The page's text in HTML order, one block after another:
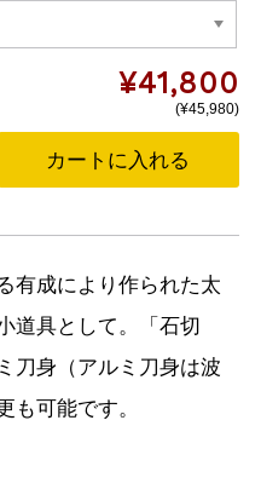
¥41,800
(¥45,980)
有成により作られた太
道具として。「石切
刀身（アルミ刀身は波
も可能です。